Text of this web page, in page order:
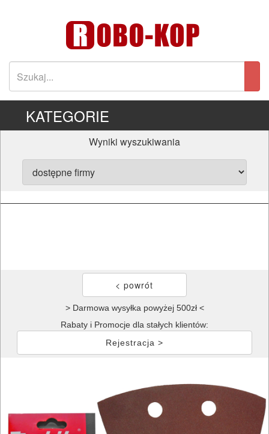
KATEGORIE
Wyniki wyszukiwania
> Darmowa wysyłka powyżej 500zł <
Rabaty i Promocje dla stałych klientów:
Rejestracja >